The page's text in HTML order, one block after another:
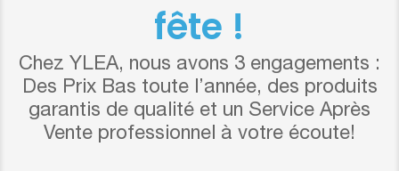
fête !
Chez YLEA, nous avons 3 engagements :
Des Prix Bas toute l’année, des produits
garantis de qualité et un Service Après
Vente professionnel à votre écoute!